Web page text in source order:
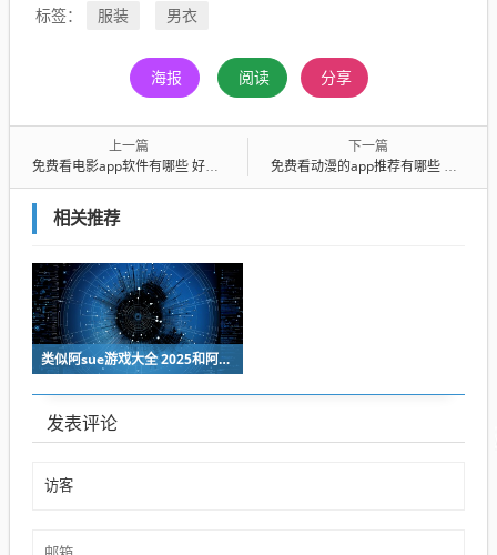
标签： 服装 男衣
海报 阅读 分享
上一篇
免费看电影app软件有哪些 好用的看电影APP推荐
下一篇
免费看动漫的app推荐有哪些 好用的看动漫APP推荐
相关推荐
类似阿sue游戏大全 2025和阿sue相似的换装手游
发表评论